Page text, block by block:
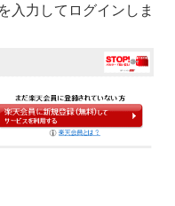
入力してログインしま